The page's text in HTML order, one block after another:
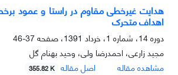
هدایت غیرخطی مقاوم در راستا و عمود برخط
اهداف متحرک
دوره 14، شماره 1، خرداد 1391، صفحه
37-46
مجید زارعی، احمدرضا ولی، وحید بهنام گل
مشاهده مقاله
اصل مقاله 355.82 K